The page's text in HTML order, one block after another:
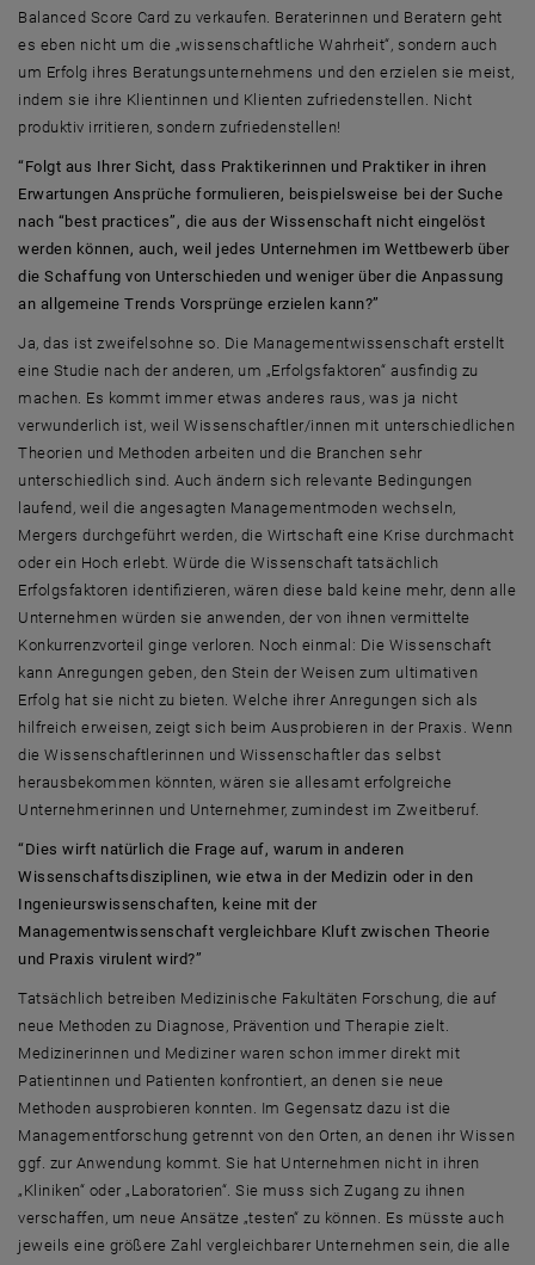
Balanced Score Card zu verkaufen. Beraterinnen und Beratern geht
es eben nicht um die „wissenschaftliche Wahrheit“, sondern auch
um Erfolg ihres Beratungsunternehmens und den erzielen sie meist,
indem sie ihre Klientinnen und Klienten zufriedenstellen. Nicht
produktiv irritieren, sondern zufriedenstellen!
“Folgt aus Ihrer Sicht, dass Praktikerinnen und Praktiker in ihren
Erwartungen Ansprüche formulieren, beispielsweise bei der Suche
nach “best practices”, die aus der Wissenschaft nicht eingelöst
werden können, auch, weil jedes Unternehmen im Wettbewerb über
die Schaffung von Unterschieden und weniger über die Anpassung
an allgemeine Trends Vorsprünge erzielen kann?”
Ja, das ist zweifelsohne so. Die Managementwissenschaft erstellt
eine Studie nach der anderen, um „Erfolgsfaktoren“ ausfindig zu
machen. Es kommt immer etwas anderes raus, was ja nicht
verwunderlich ist, weil Wissenschaftler/innen mit unterschiedlichen
Theorien und Methoden arbeiten und die Branchen sehr
unterschiedlich sind. Auch ändern sich relevante Bedingungen
laufend, weil die angesagten Managementmoden wechseln,
Mergers durchgeführt werden, die Wirtschaft eine Krise durchmacht
oder ein Hoch erlebt. Würde die Wissenschaft tatsächlich
Erfolgsfaktoren identifizieren, wären diese bald keine mehr, denn alle
Unternehmen würden sie anwenden, der von ihnen vermittelte
Konkurrenzvorteil ginge verloren. Noch einmal: Die Wissenschaft
kann Anregungen geben, den Stein der Weisen zum ultimativen
Erfolg hat sie nicht zu bieten. Welche ihrer Anregungen sich als
hilfreich erweisen, zeigt sich beim Ausprobieren in der Praxis. Wenn
die Wissenschaftlerinnen und Wissenschaftler das selbst
herausbekommen könnten, wären sie allesamt erfolgreiche
Unternehmerinnen und Unternehmer, zumindest im Zweitberuf.
“Dies wirft natürlich die Frage auf, warum in anderen
Wissenschaftsdisziplinen, wie etwa in der Medizin oder in den
Ingenieurswissenschaften, keine mit der
Managementwissenschaft vergleichbare Kluft zwischen Theorie
und Praxis virulent wird?”
Tatsächlich betreiben Medizinische Fakultäten Forschung, die auf
neue Methoden zu Diagnose, Prävention und Therapie zielt.
Medizinerinnen und Mediziner waren schon immer direkt mit
Patientinnen und Patienten konfrontiert, an denen sie neue
Methoden ausprobieren konnten. Im Gegensatz dazu ist die
Managementforschung getrennt von den Orten, an denen ihr Wissen
ggf. zur Anwendung kommt. Sie hat Unternehmen nicht in ihren
„Kliniken“ oder „Laboratorien“. Sie muss sich Zugang zu ihnen
verschaffen, um neue Ansätze „testen“ zu können. Es müsste auch
jeweils eine größere Zahl vergleichbarer Unternehmen sein, die alle